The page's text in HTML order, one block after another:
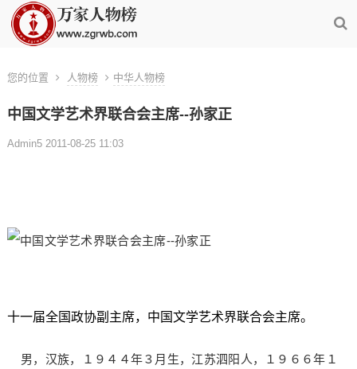
您的位置 人物榜 中华人物榜
中国文学艺术界联合会主席--孙家正
Admin5 2011-08-25 11:03
十一届全国政协副主席，中国文学艺术界联合会主席。
男，汉族，１９４４年３月生，江苏泗阳人，１９６６年１